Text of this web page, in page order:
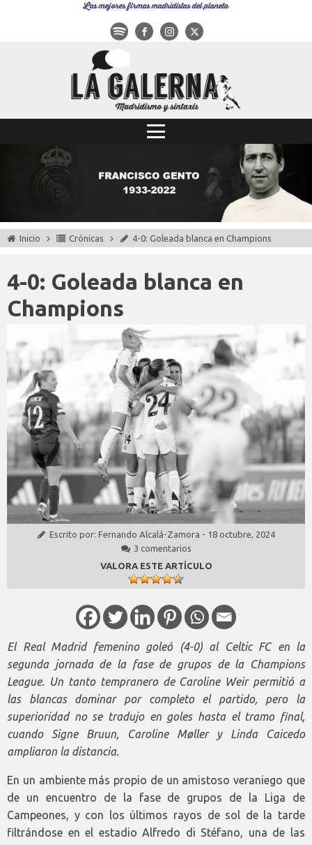
Las mejores firmas madridistas del planeta
Inicio Crónicas 4-0: Goleada blanca en Champions
4-0: Goleada blanca en
Champions
Escrito por: Fernando Alcalá-Zamora - 18 octubre, 2024
3 comentarios
VALORA ESTE ARTÍCULO
El Real Madrid femenino goleó (4-0) al Celtic FC en la
segunda jornada de la fase de grupos de la Champions
League. Un tanto tempranero de Caroline Weir permitió a
las blancas dominar por completo el partido, pero la
superioridad no se tradujo en goles hasta el tramo final,
cuando Signe Bruun, Caroline Møller y Linda Caicedo
ampliaron la distancia.
En un ambiente más propio de un amistoso veraniego que
de un encuentro de la fase de grupos de la Liga de
Campeones, y con los últimos rayos de sol de la tarde
filtrándose en el estadio Alfredo di Stéfano, una de las